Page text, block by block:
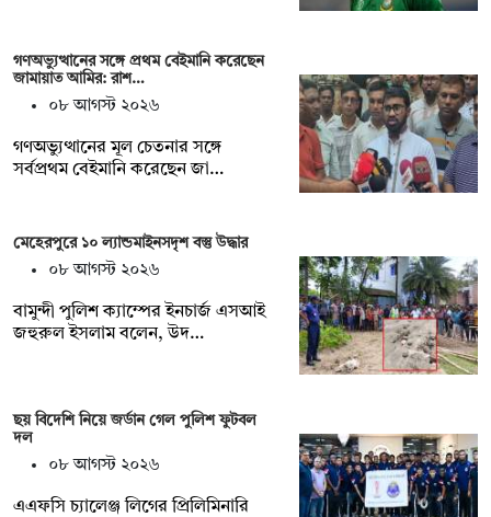
গণঅভ্যুত্থানের সঙ্গে প্রথম বেইমানি করেছেন
জামায়াত আমির: রাশ…
০৮ আগস্ট ২০২৬
গণঅভ্যুত্থানের মূল চেতনার সঙ্গে
সর্বপ্রথম বেইমানি করেছেন জা…
মেহেরপুরে ১০ ল্যান্ডমাইনসদৃশ বস্তু উদ্ধার
০৮ আগস্ট ২০২৬
বামুন্দী পুলিশ ক্যাম্পের ইনচার্জ এসআই
জহুরুল ইসলাম বলেন, উদ…
ছয় বিদেশি নিয়ে জর্ডান গেল পুলিশ ফুটবল
দল
০৮ আগস্ট ২০২৬
এএফসি চ্যালেঞ্জ লিগের প্রিলিমিনারি